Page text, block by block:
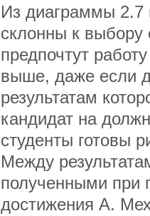
Из диаграммы 2.7
склонны к выбору
предпочтут
выше, даже если
результатам
кандидат на
студенты готовы
Между
полученными при
достижения А.